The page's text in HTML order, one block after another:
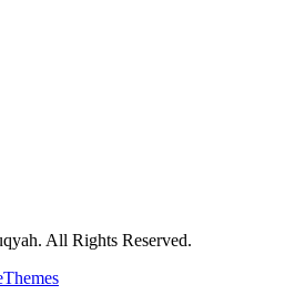
All Rights Reserved.